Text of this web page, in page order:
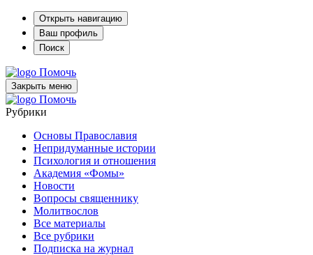
Открыть навигацию
Ваш профиль
Поиск
Помочь
Закрыть меню
Помочь
Рубрики
Основы Православия
Непридуманные истории
Психология и отношения
Академия «Фомы»
Новости
Вопросы священнику
Молитвослов
Все материалы
Все рубрики
Подписка на журнал